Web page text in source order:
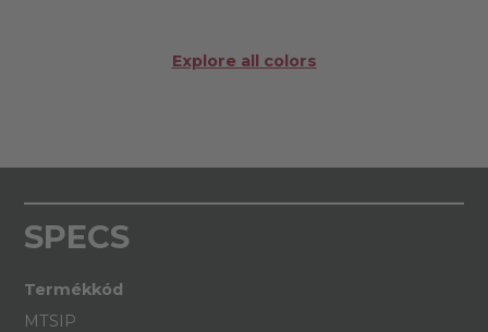
Explore all colors
SPECS
Termékkód
MTSIP